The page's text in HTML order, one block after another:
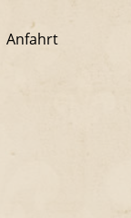
Anfahrt